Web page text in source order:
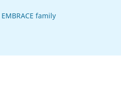
EMBRACE family